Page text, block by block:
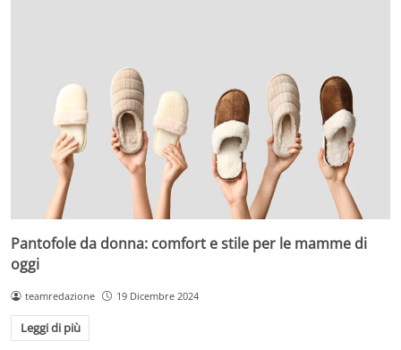
Pantofole da donna: comfort e stile per le mamme di
oggi
teamredazione 19 Dicembre 2024
Leggi di più